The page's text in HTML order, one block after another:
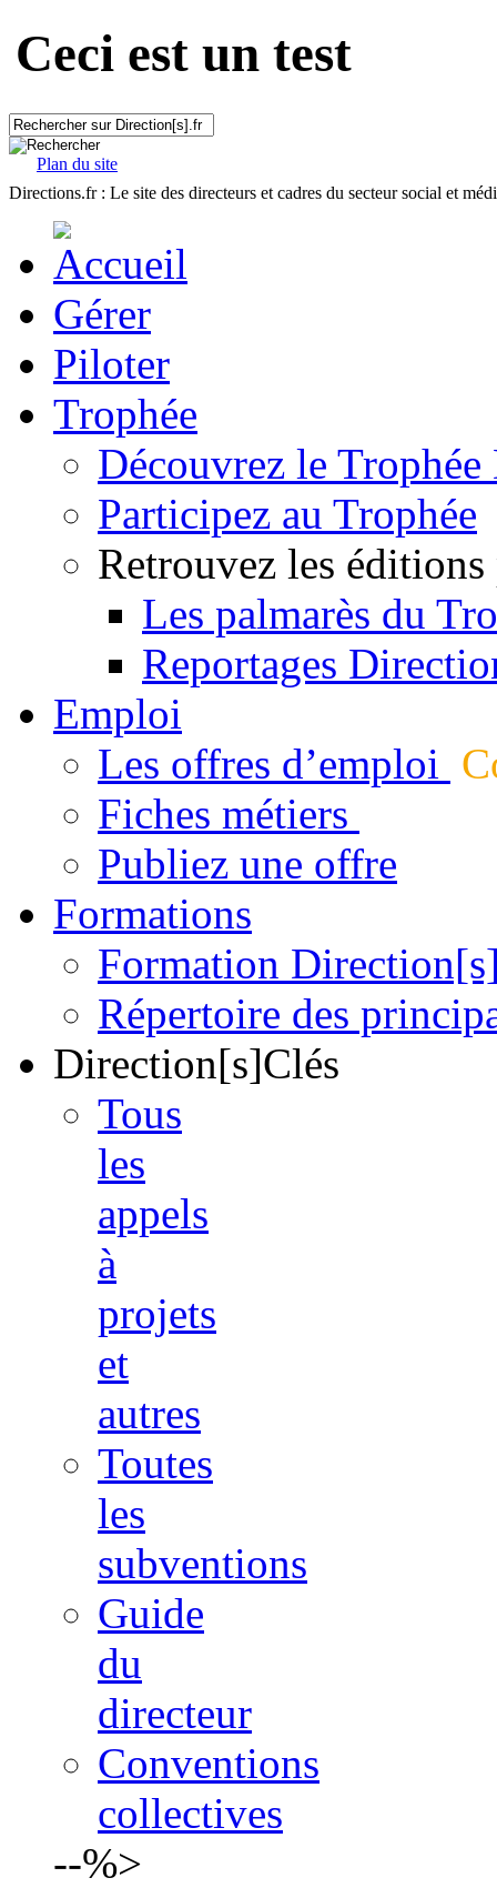
Ceci est un test
Plan du site
Directions.fr : Le site des directeurs et cadres du secteur social et
Gérer
Piloter
Trophée
Découvrez le
Participez au Trophée
Retrouvez les éditions
Les palmarès du
Reportages
Emploi
Les offres d’emploi
Fiches métiers
Publiez une offre
Formations
Formation
Répertoire des
Direction[s]Clés
Tous
les
appels
à
projets
et
autres
Toutes
les
subventions
Guide
du
directeur
Conventions
collectives
--%>